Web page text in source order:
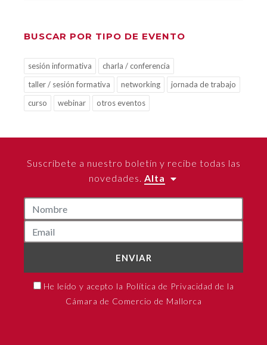
BUSCAR POR TIPO DE EVENTO
sesión informativa
charla / conferencia
taller / sesión formativa
networking
jornada de trabajo
curso
webinar otros eventos
Suscríbete a nuestro boletín y recibe todas las
novedades. Alta
ENVIAR
He leído y acepto la Política de Privacidad de la
Cámara de Comercio de Mallorca